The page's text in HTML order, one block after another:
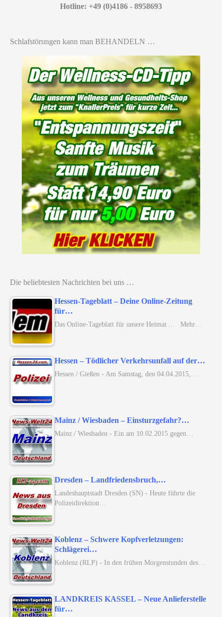
Hotline: +49 (0)4186 - 8958693
Schlafstörungen kann man BEHANDELN …
Die beliebtesten Nachrichten bei uns …
Hessen-Tageblatt – Deine Online-Zeitung
für…
Das Online-Tageblatt für unsere Heimat ... Mehr…
Hessen – Tödlicher Verkehrsunfall auf der…
Hessen / Gießen - Am Samstag, den 04.04.2015,…
Mainz / Wiesbaden – Einsturzgefahr?…
Mainz / Wiesbaden - Ein am 10.02.2015 gegen…
Dresden – Landfriedensbruch,…
Landeshauptstadt Dresden (SN) - Heute führte die
Polizeidirektion…
Koblenz – Schwere Kopfverletzungen:
Schlägerei…
Koblenz (RLP) - In den frühen Morgenstunden des…
LANDKREIS KASSEL – Neue Anlieferstelle
für…